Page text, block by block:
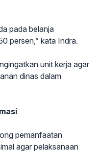
pada belanja
persen,” kata Indra.
unit kerja agar
dinas dalam
pemanfaatan
agar pelaksanaan